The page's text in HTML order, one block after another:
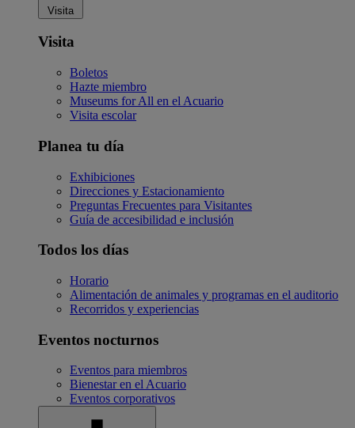
Visita
Visita
Boletos
Hazte miembro
Museums for All en el Acuario
Visita escolar
Planea tu día
Exhibiciones
Direcciones y Estacionamiento
Preguntas Frecuentes para Visitantes
Guía de accesibilidad e inclusión
Todos los días
Horario
Alimentación de animales y programas en el auditorio
Recorridos y experiencias
Eventos nocturnos
Eventos para miembros
Bienestar en el Acuario
Eventos corporativos